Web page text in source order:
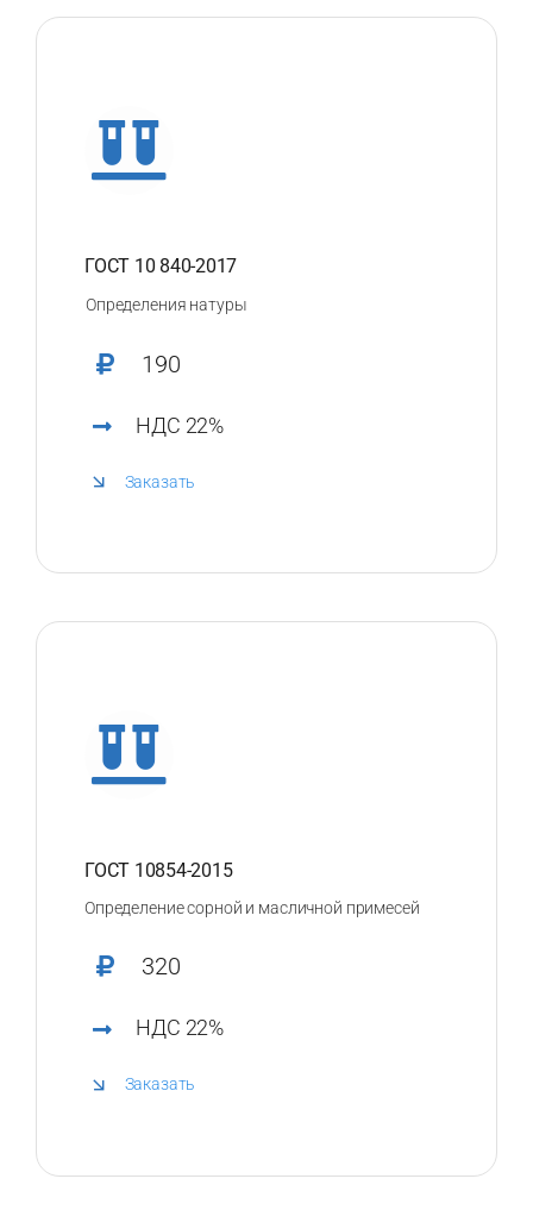
ГОСТ 10 840-2017
Определения натуры
190
НДС 22%
Заказать
ГОСТ 10854-2015
Определение сорной и масличной примесей
320
НДС 22%
Заказать